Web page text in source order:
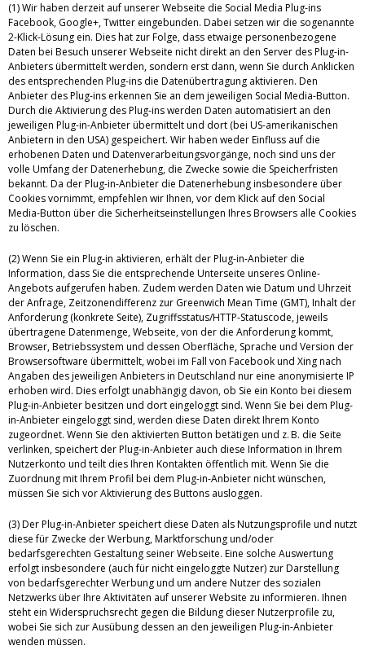
(1) Wir haben derzeit auf unserer Webseite die Social Media Plug-ins
Facebook, Google+, Twitter eingebunden. Dabei setzen wir die sogenannte
2-Klick-Lösung ein. Dies hat zur Folge, dass etwaige personenbezogene
Daten bei Besuch unserer Webseite nicht direkt an den Server des Plug-in-
Anbieters übermittelt werden, sondern erst dann, wenn Sie durch Anklicken
des entsprechenden Plug-ins die Datenübertragung aktivieren. Den
Anbieter des Plug-ins erkennen Sie an dem jeweiligen Social Media-Button.
Durch die Aktivierung des Plug-ins werden Daten automatisiert an den
jeweiligen Plug-in-Anbieter übermittelt und dort (bei US-amerikanischen
Anbietern in den USA) gespeichert. Wir haben weder Einfluss auf die
erhobenen Daten und Datenverarbeitungsvorgänge, noch sind uns der
volle Umfang der Datenerhebung, die Zwecke sowie die Speicherfristen
bekannt. Da der Plug-in-Anbieter die Datenerhebung insbesondere über
Cookies vornimmt, empfehlen wir Ihnen, vor dem Klick auf den Social
Media-Button über die Sicherheitseinstellungen Ihres Browsers alle Cookies
zu löschen.
(2) Wenn Sie ein Plug-in aktivieren, erhält der Plug-in-Anbieter die
Information, dass Sie die entsprechende Unterseite unseres Online-
Angebots aufgerufen haben. Zudem werden Daten wie Datum und Uhrzeit
der Anfrage, Zeitzonendifferenz zur Greenwich Mean Time (GMT), Inhalt der
Anforderung (konkrete Seite), Zugriffsstatus/HTTP-Statuscode, jeweils
übertragene Datenmenge, Webseite, von der die Anforderung kommt,
Browser, Betriebssystem und dessen Oberfläche, Sprache und Version der
Browsersoftware übermittelt, wobei im Fall von Facebook und Xing nach
Angaben des jeweiligen Anbieters in Deutschland nur eine anonymisierte IP
erhoben wird. Dies erfolgt unabhängig davon, ob Sie ein Konto bei diesem
Plug-in-Anbieter besitzen und dort eingeloggt sind. Wenn Sie bei dem Plug-
in-Anbieter eingeloggt sind, werden diese Daten direkt Ihrem Konto
zugeordnet. Wenn Sie den aktivierten Button betätigen und z. B. die Seite
verlinken, speichert der Plug-in-Anbieter auch diese Information in Ihrem
Nutzerkonto und teilt dies Ihren Kontakten öffentlich mit. Wenn Sie die
Zuordnung mit Ihrem Profil bei dem Plug-in-Anbieter nicht wünschen,
müssen Sie sich vor Aktivierung des Buttons ausloggen.
(3) Der Plug-in-Anbieter speichert diese Daten als Nutzungsprofile und nutzt
diese für Zwecke der Werbung, Marktforschung und/oder
bedarfsgerechten Gestaltung seiner Webseite. Eine solche Auswertung
erfolgt insbesondere (auch für nicht eingeloggte Nutzer) zur Darstellung
von bedarfsgerechter Werbung und um andere Nutzer des sozialen
Netzwerks über Ihre Aktivitäten auf unserer Website zu informieren. Ihnen
steht ein Widerspruchsrecht gegen die Bildung dieser Nutzerprofile zu,
wobei Sie sich zur Ausübung dessen an den jeweiligen Plug-in-Anbieter
wenden müssen.